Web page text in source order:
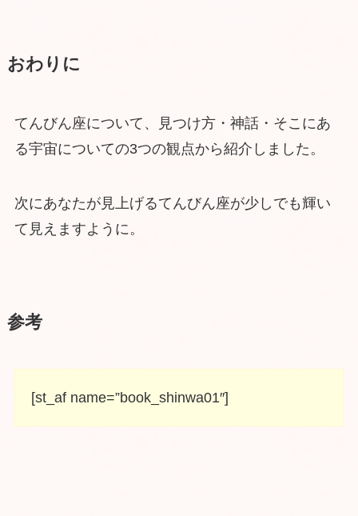
おわりに
てんびん座について、見つけ方・神話・そこにあ
る宇宙についての3つの観点から紹介しました。
次にあなたが見上げるてんびん座が少しでも輝い
て見えますように。
参考
[st_af name=”book_shinwa01″]